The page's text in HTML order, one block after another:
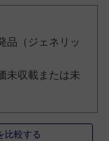
品（ジェネリッ
未収載または未
比較する